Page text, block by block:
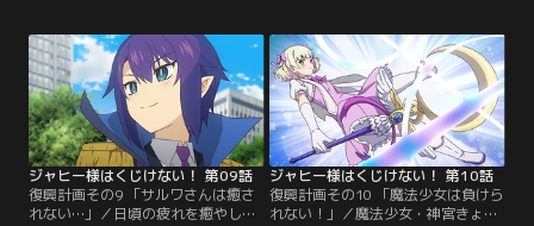
エットに成功してあっさり卒業。や
っぱり魔石集めが最強にして最短の
手段だと再び魔石集めに精をだすこ
とにした。そこに小学生が通りすが
り、ジャヒー様を手伝ってくれると
言う。【提供：バンダイチャンネ
ル】
は全部ドゥルジにかっさらわれて、
スンとなる。今度はパーティーに招
かれ、久しぶりに魔界でのやりたい
放題を思い出し、大いに楽しむジャ
ヒー様だったが、終わってしまうと
さびしさとむなしさを痛感。【提
供：バンダイチャンネル】
ジャヒー様はくじけない！ 第09話
復興計画その9 「サルワさんは癒さ
れない…」／日頃の疲れを癒やしに
ジャヒー様はくじけない！ 第10話
復興計画その10 「魔法少女は負けら
れない！」／魔法少女・神宮きょう